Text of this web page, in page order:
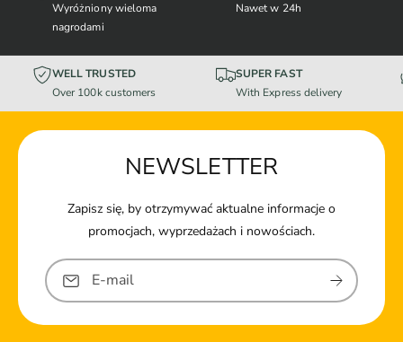
Wyróżniony wieloma
nagrodami
Nawet w 24h
WELL TRUSTED
Over 100k customers
SUPER FAST
With Express delivery
NEWSLETTER
Zapisz się, by otrzymywać aktualne informacje o
promocjach, wyprzedażach i nowościach.
E-mail